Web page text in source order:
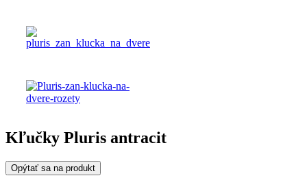
Kľučky Pluris antracit
Opýtať sa na produkt